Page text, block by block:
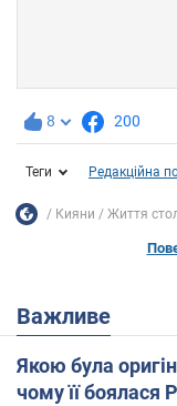
8 200
Теги Редакційна
Кияни Життя
Важливе
Якою була
чому її боялася